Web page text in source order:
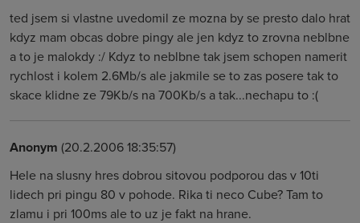
ted jsem si vlastne uvedomil ze mozna by se presto dalo hrat
kdyz mam obcas dobre pingy ale jen kdyz to zrovna neblbne
a to je malokdy :/ Kdyz to neblbne tak jsem schopen namerit
rychlost i kolem 2.6Mb/s ale jakmile se to zas posere tak to
skace klidne ze 79Kb/s na 700Kb/s a tak...nechapu to :(
Anonym (20.2.2006 18:35:57)
Hele na slusny hres dobrou sitovou podporou das v 10ti
lidech pri pingu 80 v pohode. Rika ti neco Cube? Tam to
zlamu i pri 100ms ale to uz je fakt na hrane.